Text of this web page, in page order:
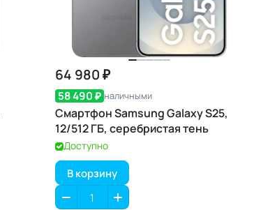
64 980 ₽
58 490 ₽ наличными
Смартфон Samsung Galaxy S25,
12/512 ГБ, серебристая тень
Доступно
В корзину